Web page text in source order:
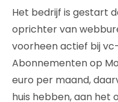
Het bedrijf is gestart
oprichter van
voorheen actief bij
Abonnementen op
euro per maand,
huis hebben, aan het